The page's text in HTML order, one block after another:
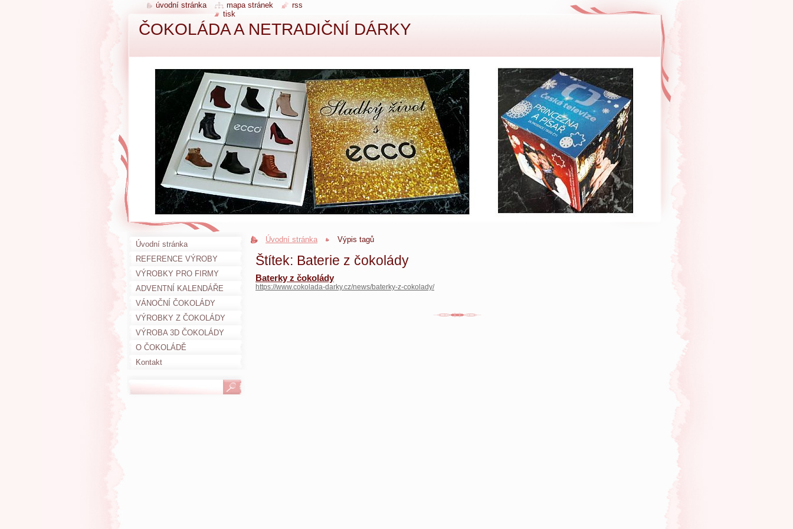
ČOKOLÁDA A NETRADIČNÍ DÁRKY
Úvodní stránka Výpis tagů
Štítek: Baterie z čokolády
Baterky z čokolády
https://www.cokolada-darky.cz/news/baterky-z-cokolady/
Úvodní stránka
REFERENCE VÝROBY
VÝROBKY PRO FIRMY
ADVENTNÍ KALENDÁŘE
VÁNOČNÍ ČOKOLÁDY
VÝROBKY Z ČOKOLÁDY
VÝROBA 3D ČOKOLÁDY
O ČOKOLÁDĚ
Kontakt
úvodní stránka mapa stránek
rss
tisk